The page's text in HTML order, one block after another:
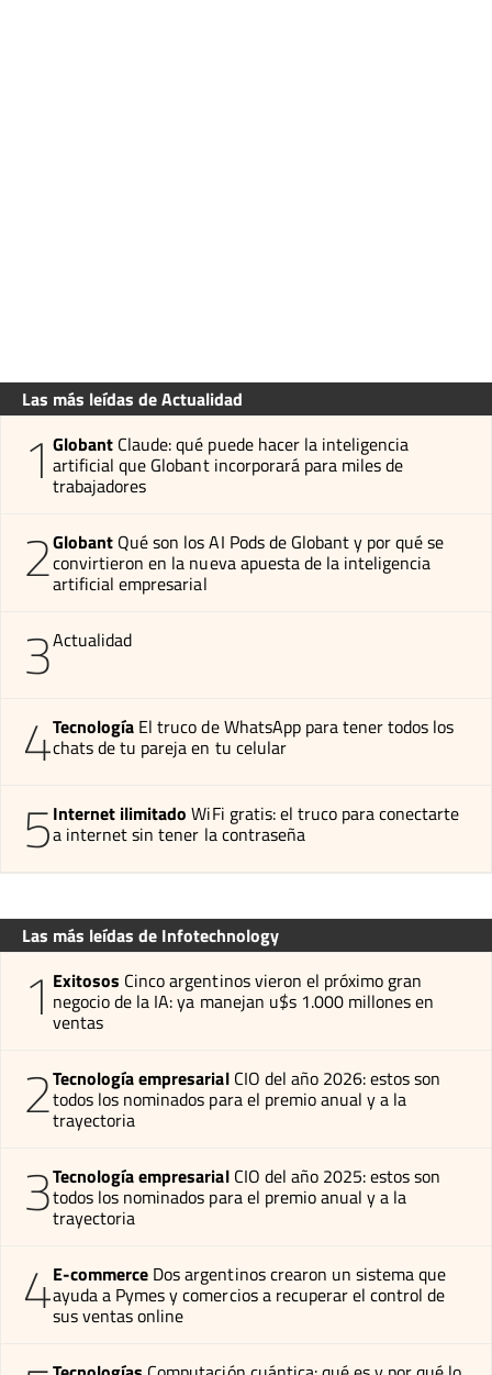
Las más leídas de Actualidad
1 Globant Claude: qué puede hacer la inteligencia
artificial que Globant incorporará para miles de
trabajadores
2Globant Qué son los AI Pods de Globant y por qué se
convirtieron en la nueva apuesta de la inteligencia
artificial empresarial
3Actualidad
4Tecnología El truco de WhatsApp para tener todos los
chats de tu pareja en tu celular
5Internet ilimitado WiFi gratis: el truco para conectarte
a internet sin tener la contraseña
Las más leídas de Infotechnology
1 Exitosos Cinco argentinos vieron el próximo gran
negocio de la IA: ya manejan u$s 1.000 millones en
ventas
2Tecnología empresarial CIO del año 2026: estos son
todos los nominados para el premio anual y a la
trayectoria
3Tecnología empresarial CIO del año 2025: estos son
todos los nominados para el premio anual y a la
trayectoria
4E-commerce Dos argentinos crearon un sistema que
ayuda a Pymes y comercios a recuperar el control de
sus ventas online